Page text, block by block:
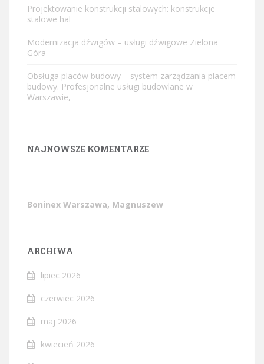
Projektowanie konstrukcji stalowych: konstrukcje
stalowe hal
Modernizacja dźwigów – usługi dźwigowe Zielona
Góra
Obsługa placów budowy – system zarządzania placem
budowy. Profesjonalne usługi budowlane w
Warszawie,
NAJNOWSZE KOMENTARZE
Boninex Warszawa, Magnuszew
ARCHIWA
lipiec 2026
czerwiec 2026
maj 2026
kwiecień 2026